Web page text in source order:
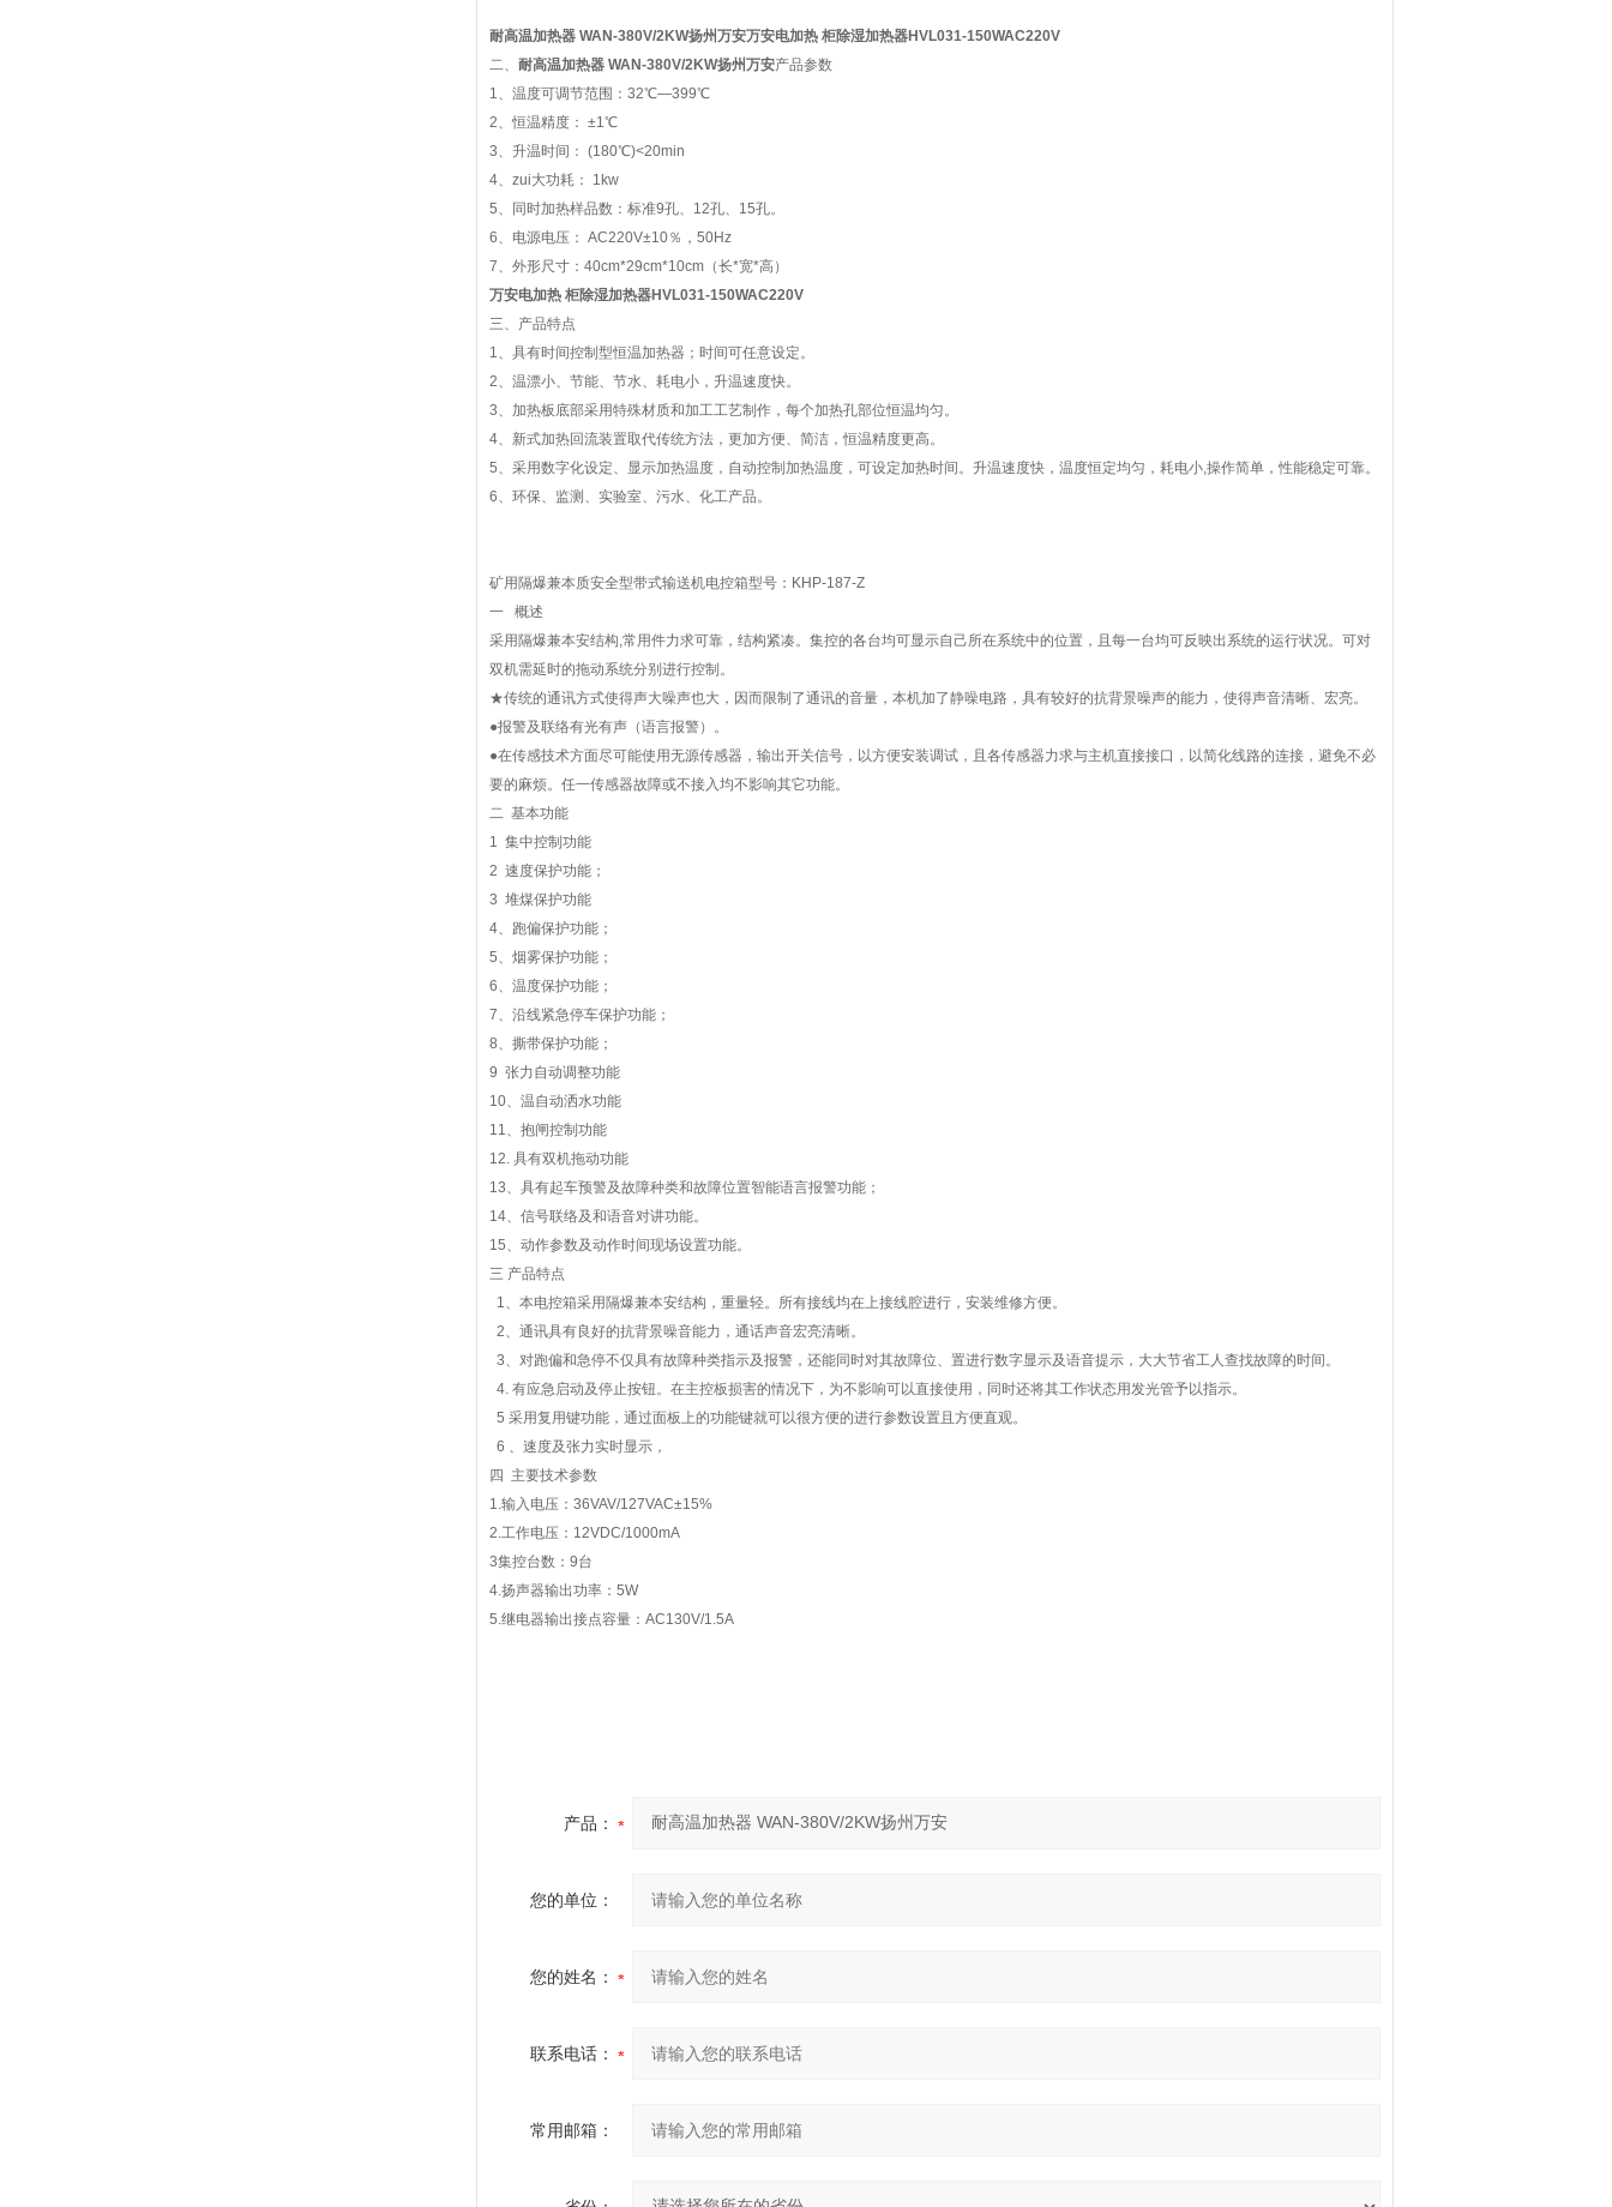
耐高温加热器 WAN-380V/2KW扬州万安万安电加热 柜除湿加热器HVL031-150WAC220V
二、 耐高温加热器 WAN-380V/2KW扬州万安产品参数
1、温度可调节范围：32℃—399℃
2、恒温精度： ±1℃
3、升温时间： (180℃)<20min
4、zui大功耗： 1kw
5、同时加热样品数：标准9孔、12孔、15孔。
6、电源电压： AC220V±10％，50Hz
7、外形尺寸：40cm*29cm*10cm（长*宽*高）
万安电加热 柜除湿加热器HVL031-150WAC220V
三、产品特点
1、具有时间控制型恒温加热器；时间可任意设定。
2、温漂小、节能、节水、耗电小，升温速度快。
3、加热板底部采用特殊材质和加工工艺制作，每个加热孔部位恒温均匀。
4、新式加热回流装置取代传统方法，更加方便、简洁，恒温精度更高。
5、采用数字化设定、显示加热温度，自动控制加热温度，可设定加热时间。升温速度快，温度恒定均匀，耗电小,操作简单，性能稳定可靠。
6、环保、监测、实验室、污水、化工产品。
矿用隔爆兼本质安全型带式输送机电控箱型号：KHP-187-Z
一 概述
采用隔爆兼本安结构,常用件力求可靠，结构紧凑。集控的各台均可显示自己所在系统中的位置，且每一台均可反映出系统的运行状况。可对
双机需延时的拖动系统分别进行控制。
★传统的通讯方式使得声大噪声也大，因而限制了通讯的音量，本机加了静噪电路，具有较好的抗背景噪声的能力，使得声音清晰、宏亮。
●报警及联络有光有声（语言报警）。
●在传感技术方面尽可能使用无源传感器，输出开关信号，以方便安装调试，且各传感器力求与主机直接接口，以简化线路的连接，避免不必
要的麻烦。任一传感器故障或不接入均不影响其它功能。
二 基本功能
1 集中控制功能
2 速度保护功能；
3 堆煤保护功能
4、跑偏保护功能；
5、烟雾保护功能；
6、温度保护功能；
7、沿线紧急停车保护功能；
8、撕带保护功能；
9 张力自动调整功能
10、温自动洒水功能
11、抱闸控制功能
12. 具有双机拖动功能
13、具有起车预警及故障种类和故障位置智能语言报警功能；
14、信号联络及和语音对讲功能。
15、动作参数及动作时间现场设置功能。
三 产品特点
1、本电控箱采用隔爆兼本安结构，重量轻。所有接线均在上接线腔进行，安装维修方便。
2、通讯具有良好的抗背景噪音能力，通话声音宏亮清晰。
3、对跑偏和急停不仅具有故障种类指示及报警，还能同时对其故障位、置进行数字显示及语音提示，大大节省工人查找故障的时间。
4. 有应急启动及停止按钮。在主控板损害的情况下，为不影响可以直接使用，同时还将其工作状态用发光管予以指示。
5 采用复用键功能，通过面板上的功能键就可以很方便的进行参数设置且方便直观。
6 、速度及张力实时显示，
四 主要技术参数
1.输入电压：36VAV/127VAC±15%
2.工作电压：12VDC/1000mA
3集控台数：9台
4.扬声器输出功率：5W
5.继电器输出接点容量：AC130V/1.5A
产品：
您的单位：
您的姓名：
联系电话：
常用邮箱：